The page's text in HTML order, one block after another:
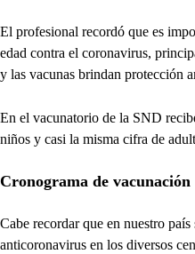
El profesional recordó que es
edad contra el coronavirus,
y las vacunas brindan protección
En el vacunatorio de la SND
niños y casi la misma cifra de
Cronograma de vacunación
Cabe recordar que en nuestro
anticoronavirus en los diversos